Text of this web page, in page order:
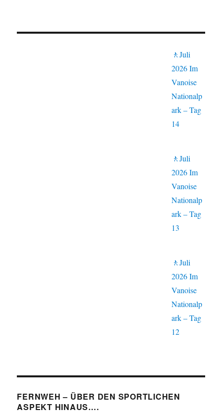
🚶Juli
2026 Im
Vanoise
Nationalp
ark – Tag
14
🚶Juli
2026 Im
Vanoise
Nationalp
ark – Tag
13
🚶Juli
2026 Im
Vanoise
Nationalp
ark – Tag
12
FERNWEH – ÜBER DEN SPORTLICHEN
ASPEKT HINAUS….